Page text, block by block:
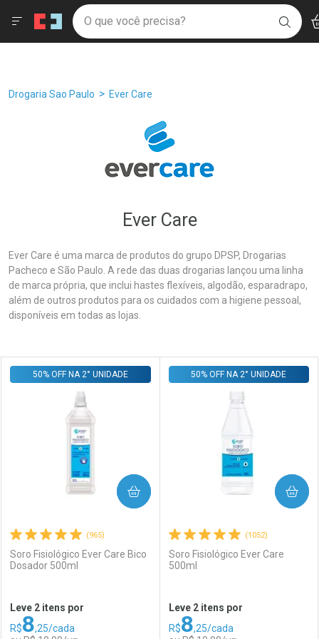
Drogaria São Paulo
Ir direto para a home
pela página
Ir direto para o conteúdo
Ir direto para a busca
Ir direto para a notificações
Faça a sua busca
O que você precisa?
Menu
Breadcrumb
Drogaria Sao Paulo Ever Care
Ever Care
Ever Care é uma marca de produtos do grupo DPSP, Drogarias
Pacheco e São Paulo. A rede das duas drogarias lançou uma linha
de marca própria, que inclui hastes flexíveis, algodão, esparadrapo,
além de outros produtos para os cuidados com a higiene pessoal,
disponíveis em todas as lojas.
Prateleira
(965)
Soro Fisiológico Ever Care Bico
Dosador 500ml
50% OFF NA 2° UNIDADE
Leve 2 itens por
R$8,25/cada
COMPRAR
(1052)
Soro Fisiológico Ever Care
500ml
50% OFF NA 2° UNIDADE
Leve 2 itens por
R$8,25/cada
COMPRAR
Âncoras
Filtros Ordenar por